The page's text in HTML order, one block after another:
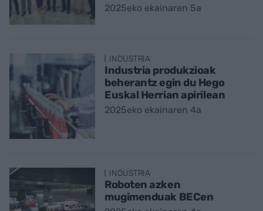
2025eko ekainaren 5a
INDUSTRIA
Industria produkzioak
beherantz egin du Hego
Euskal Herrian apirilean
2025eko ekainaren 4a
INDUSTRIA
Roboten azken
mugimenduak BECen